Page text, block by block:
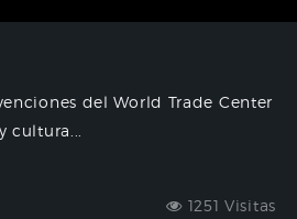
del World Trade Center
1251 Visitas